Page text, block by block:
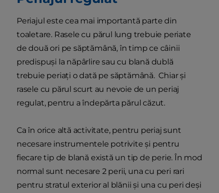
Periajul este cea mai importantă parte din
toaletare. Rasele cu părul lung trebuie periate
de două ori pe săptămână, în timp ce câinii
predispuși la năpârlire sau cu blană dublă
trebuie periați o dată pe săptămână. Chiar și
rasele cu părul scurt au nevoie de un periaj
regulat, pentru a îndepărta părul căzut.
Ca în orice altă activitate, pentru periaj sunt
necesare instrumentele potrivite și pentru
fiecare tip de blană există un tip de perie. În mod
normal sunt necesare 2 perii, una cu peri rari
pentru stratul exterior al blănii și una cu peri deși